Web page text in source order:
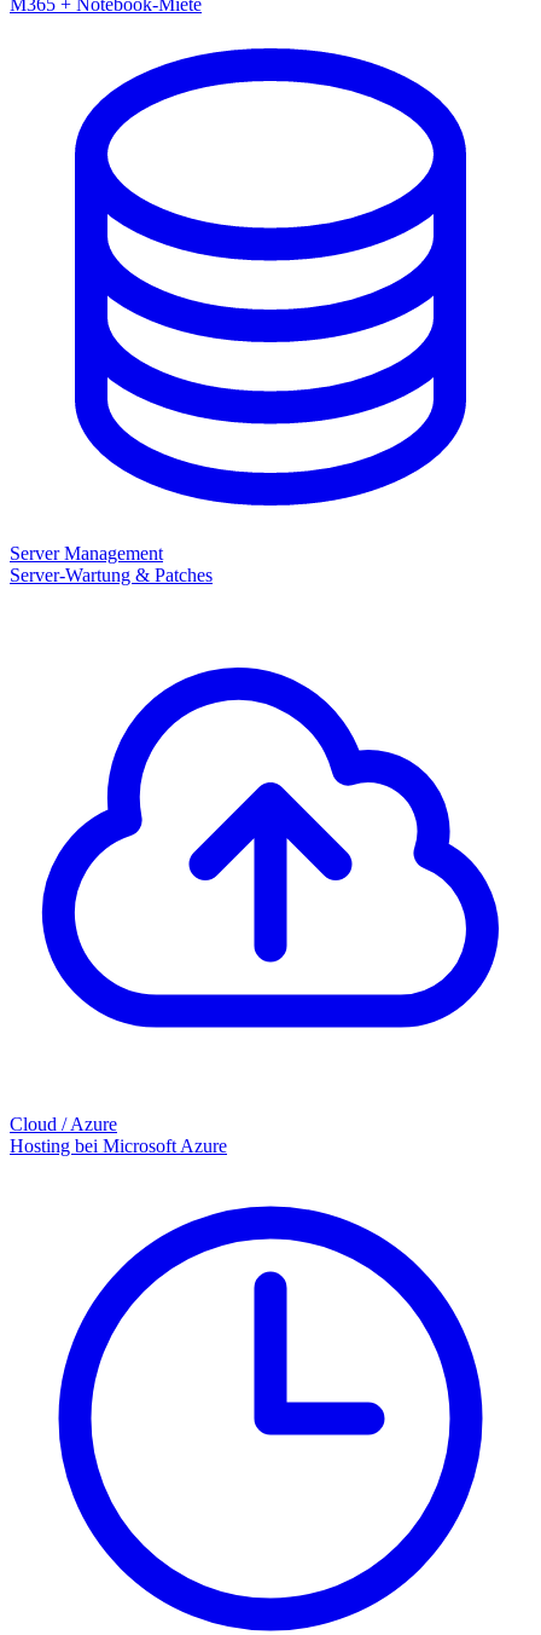
Server Management
Server-Wartung & Patches
Cloud / Azure
Hosting bei Microsoft Azure